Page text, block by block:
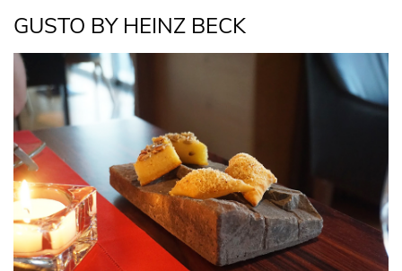
GUSTO BY HEINZ BECK